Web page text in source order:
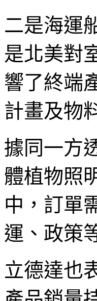
二是海運
是北美對
響了終端
計畫及物
據同一方
體植物照
中，訂單
運、政策
立德達也